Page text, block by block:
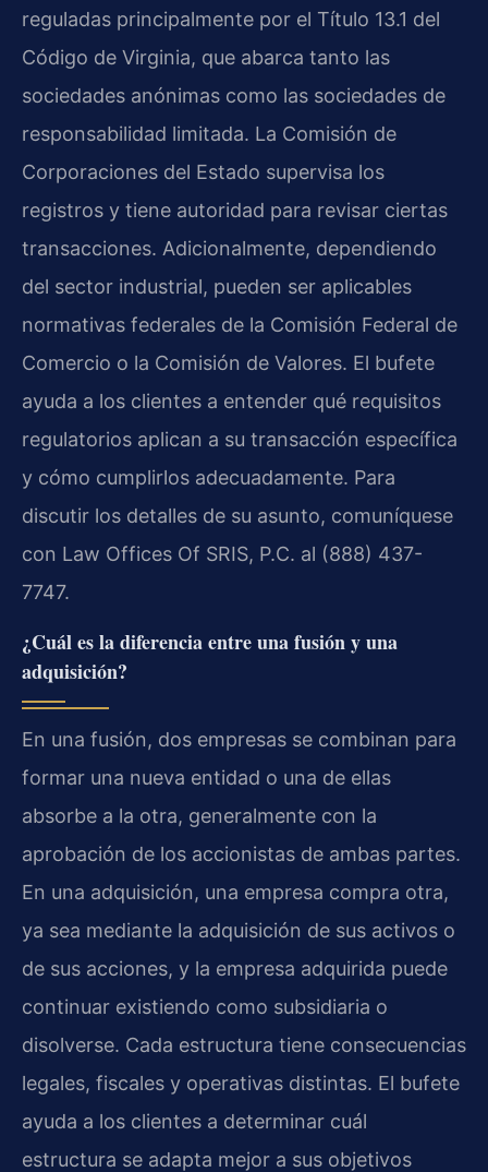
reguladas principalmente por el Título 13.1 del
Código de Virginia, que abarca tanto las
sociedades anónimas como las sociedades de
responsabilidad limitada. La Comisión de
Corporaciones del Estado supervisa los
registros y tiene autoridad para revisar ciertas
transacciones. Adicionalmente, dependiendo
del sector industrial, pueden ser aplicables
normativas federales de la Comisión Federal de
Comercio o la Comisión de Valores. El bufete
ayuda a los clientes a entender qué requisitos
regulatorios aplican a su transacción específica
y cómo cumplirlos adecuadamente. Para
discutir los detalles de su asunto, comuníquese
con Law Offices Of SRIS, P.C. al (888) 437-
7747.
¿Cuál es la diferencia entre una fusión y una
adquisición?
En una fusión, dos empresas se combinan para
formar una nueva entidad o una de ellas
absorbe a la otra, generalmente con la
aprobación de los accionistas de ambas partes.
En una adquisición, una empresa compra otra,
ya sea mediante la adquisición de sus activos o
de sus acciones, y la empresa adquirida puede
continuar existiendo como subsidiaria o
disolverse. Cada estructura tiene consecuencias
legales, fiscales y operativas distintas. El bufete
ayuda a los clientes a determinar cuál
estructura se adapta mejor a sus objetivos